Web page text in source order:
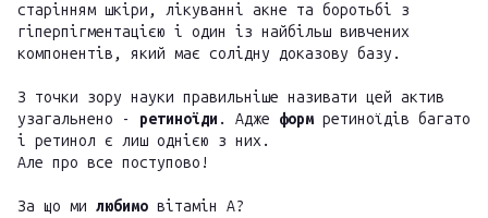
старінням шкіри, лікуванні акне та боротьбі з
гіперпігментацією і один із найбільш вивчених
компонентів, який має солідну доказову базу.
З точки зору науки правильніше називати цей актив
узагальнено - ретиноїди . Адже форм ретиноїдів багато
і ретинол є лиш однією з них.
Але про все поступово!
За що ми любимо вітамін А?